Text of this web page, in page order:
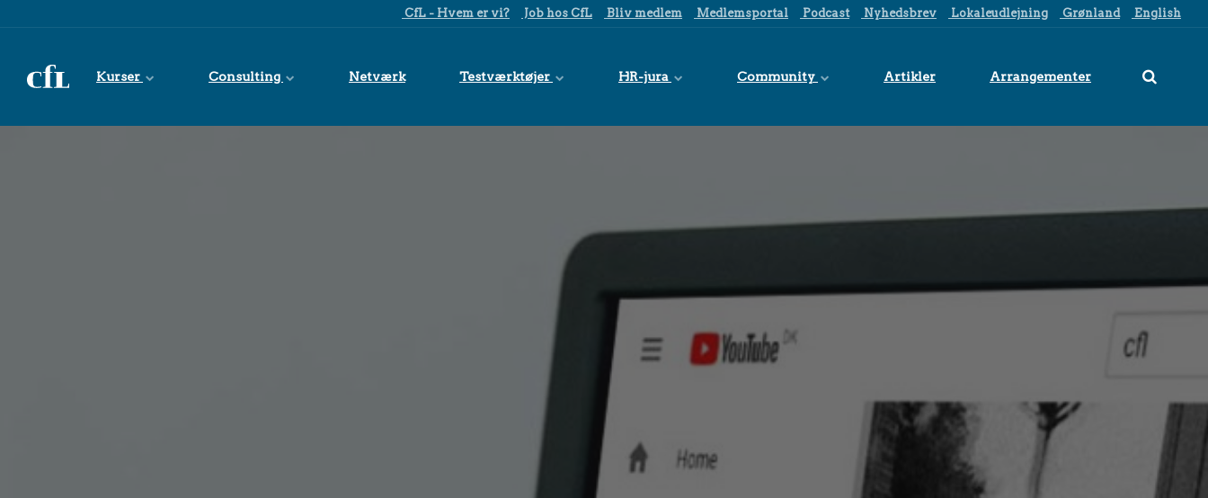
CfL - Hvem er vi? Job hos CfL Bliv medlem Medlemsportal Podcast Nyhedsbrev Lokaleudlejning Grønland English
Kurser Consulting Netværk Testværktøjer HR-jura Community Artikler Arrangementer